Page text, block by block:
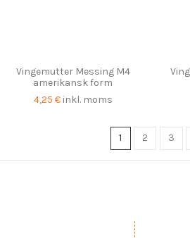
Vingemutter Messing M4
amerikansk form
4,25 € inkl. moms
1 2 3